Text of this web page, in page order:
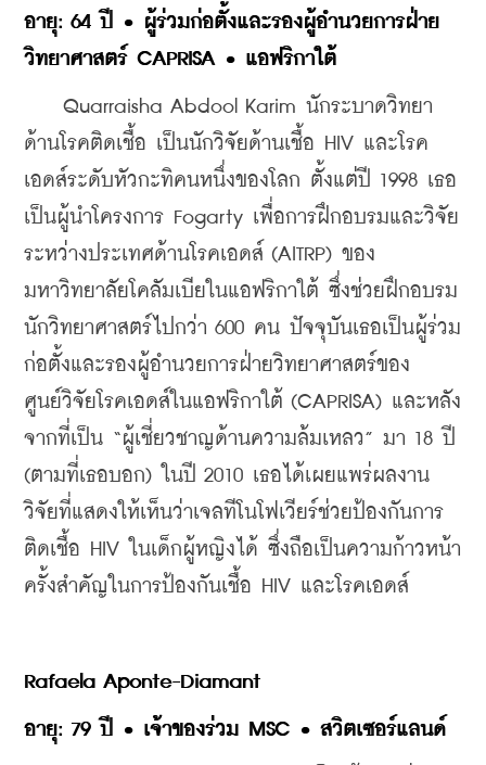
อายุ: 64 ปี • ผู้ร่วมก่อตั้งและรองผู้อำนวยการฝ่าย
วิทยาศาสตร์ CAPRISA • แอฟริกาใต้
Quarraisha Abdool Karim นักระบาดวิทยา
ด้านโรคติดเชื้อ เป็นนักวิจัยด้านเชื้อ HIV และโรค
เอดส์ระดับหัวกะทิคนหนึ่งของโลก ตั้งแต่ปี 1998 เธอ
เป็นผู้นำโครงการ Fogarty เพื่อการฝึกอบรมและวิจัย
ระหว่างประเทศด้านโรคเอดส์ (AITRP) ของ
มหาวิทยาลัยโคลัมเบียในแอฟริกาใต้ ซึ่งช่วยฝึกอบรม
นักวิทยาศาสตร์ไปกว่า 600 คน ปัจจุบันเธอเป็นผู้ร่วม
ก่อตั้งและรองผู้อำนวยการฝ่ายวิทยาศาสตร์ของ
ศูนย์วิจัยโรคเอดส์ในแอฟริกาใต้ (CAPRISA) และหลัง
จากที่เป็น “ผู้เชี่ยวชาญด้านความล้มเหลว” มา 18 ปี
(ตามที่เธอบอก) ในปี 2010 เธอได้เผยแพร่ผลงาน
วิจัยที่แสดงให้เห็นว่าเจลทีโนโฟเวียร์ช่วยป้องกันการ
ติดเชื้อ HIV ในเด็กผู้หญิงได้ ซึ่งถือเป็นความก้าวหน้า
ครั้งสำคัญในการป้องกันเชื้อ HIV และโรคเอดส์
Rafaela Aponte-Diamant
อายุ: 79 ปี • เจ้าของร่วม MSC • สวิตเซอร์แลนด์